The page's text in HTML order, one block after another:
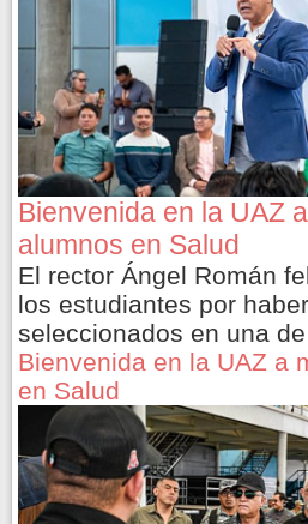
Bienvenida en la UAZ
alumnos en Salud
El rector Ángel Román
los estudiantes por
seleccionados en una
Bienvenida en la UAZ a
en Salud